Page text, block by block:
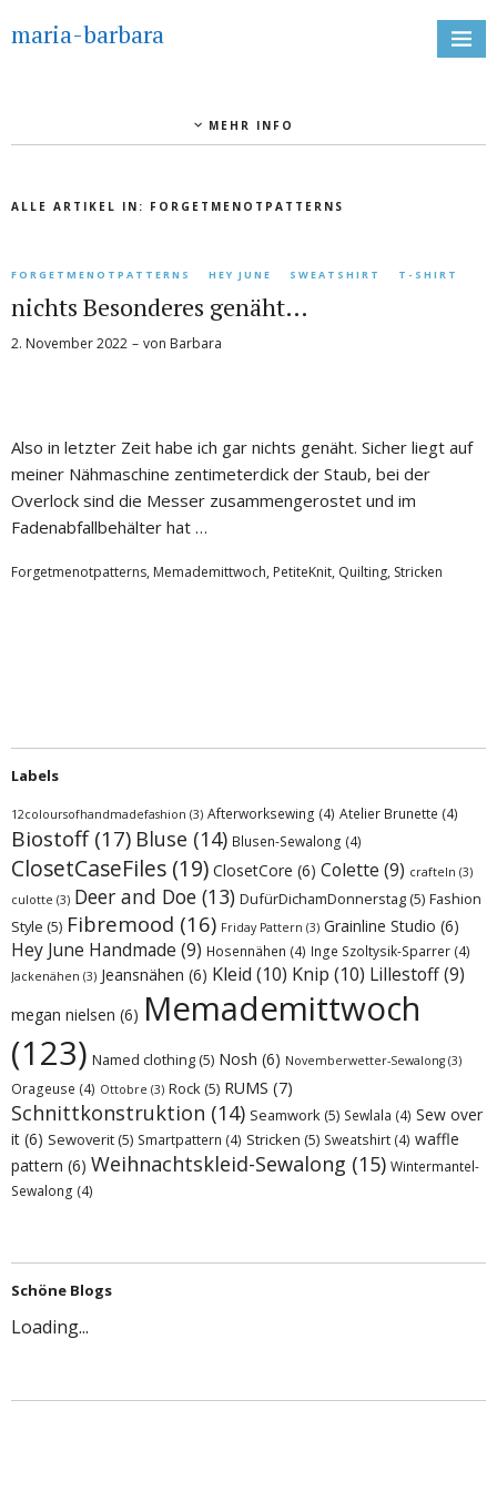
maria-barbara
MEHR INFO
ALLE ARTIKEL IN: FORGETMENOTPATTERNS
FORGETMENOTPATTERNS HEY JUNE SWEATSHIRT T-SHIRT
nichts Besonderes genäht…
2. November 2022 von Barbara
Also in letzter Zeit habe ich gar nichts genäht. Sicher liegt auf
meiner Nähmaschine zentimeterdick der Staub, bei der
Overlock sind die Messer zusammengerostet und im
Fadenabfallbehälter hat …
Forgetmenotpatterns, Memademittwoch, PetiteKnit, Quilting, Stricken
Labels
12coloursofhandmadefashion (3) Afterworksewing (4) Atelier Brunette (4)
Biostoff(17) Bluse (14) Blusen-Sewalong (4)
ClosetCaseFiles (19) ClosetCore (6) Colette (9) crafteln (3)
culotte (3) Deer and Doe (13) DufürDichamDonnerstag (5) Fashion
Style (5) Fibremood (16) Friday Pattern (3) Grainline Studio (6)
Hey June Handmade (9) Hosennähen (4) Inge Szoltysik-Sparrer (4)
Jackenähen (3) Jeansnähen (6) Kleid (10) Knip (10) Lillestoff(9)
megan nielsen (6) Memademittwoch
(123) Named clothing (5) Nosh (6) Novemberwetter-Sewalong (3)
Orageuse (4) Ottobre (3) Rock (5) RUMS (7)
Schnittkonstruktion (14) Seamwork (5) Sewlala (4) Sew over
it (6) Sewoverit (5) Smartpattern (4) Stricken (5) Sweatshirt (4) waffle
pattern (6) Weihnachtskleid-Sewalong (15) Wintermantel-
Sewalong (4)
Schöne Blogs
Loading...